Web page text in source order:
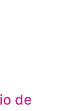
de